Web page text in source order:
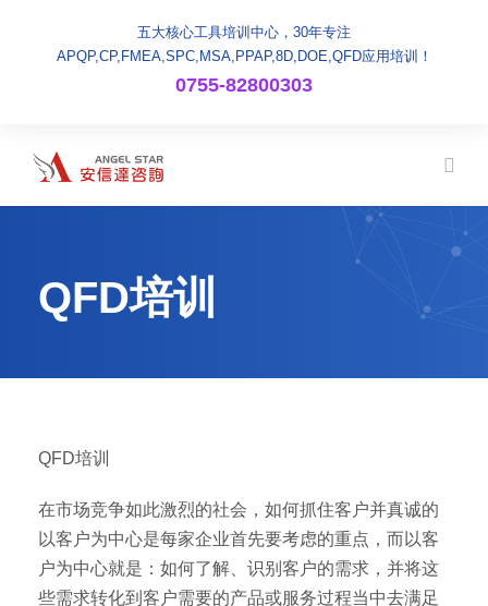
五大核心工具培训中心，30年专注
APQP,CP,FMEA,SPC,MSA,PPAP,8D,DOE,QFD应用培训！
0755-82800303
QFD培训
QFD培训
在市场竞争如此激烈的社会，如何抓住客户并真诚的
以客户为中心是每家企业首先要考虑的重点，而以客
户为中心就是：如何了解、识别客户的需求，并将这
些需求转化到客户需要的产品或服务过程当中去满足